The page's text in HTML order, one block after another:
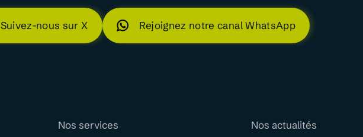
Suivez-nous sur X Rejoignez notre canal WhatsApp
Nos services
Nos actualités